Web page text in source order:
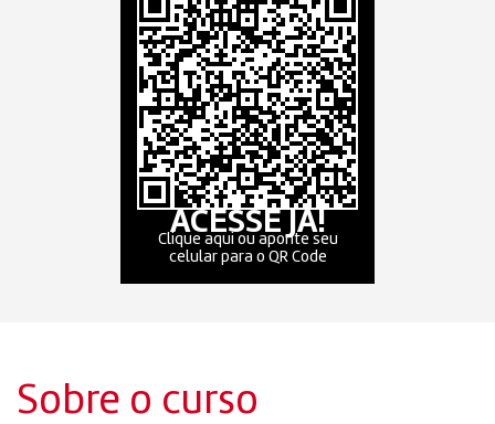
Sobre o curso
ACESSE JÁ!
Clique aqui ou aponte seu
celular para o QR Code